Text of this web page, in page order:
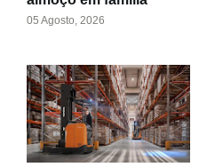
05 Agosto, 2026